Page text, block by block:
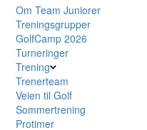
Om Team Juniorer
Treningsgrupper
GolfCamp 2026
Turneringer
Trening
Trenerteam
Veien til Golf
Sommertrening
Protimer